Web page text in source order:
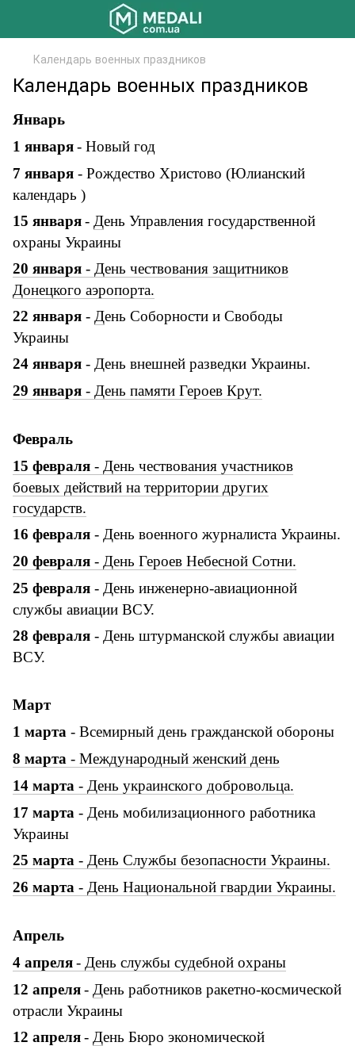
Календарь военных праздников
Календарь военных праздников
Январь
1 января- Новый год
7 января - Рождество Христово (Юлианский
календарь )
15 января- День Управления государственной
охраны Украины
20 января - День чествования защитников
Донецкого аэропорта.
22 января - День Соборности и Свободы
Украины
24 января - День внешней разведки Украины.
29 января - День памяти Героев Крут.
Февраль
15 февраля - День чествования участников
боевых действий на территории других
государств.
16 февраля - День военного журналиста Украины.
20 февраля - День Героев Небесной Сотни.
25 февраля - День инженерно-авиационной
службы авиации ВСУ.
28 февраля - День штурманской службы авиации
ВСУ.
Март
1 марта - Всемирный день гражданской обороны
8 марта - Международный женский день
14 марта - День украинского добровольца.
17 марта - День мобилизационного работника
Украины
25 марта - День Службы безопасности Украины.
26 марта - День Национальной гвардии Украины.
Апрель
4 апреля- День службы судебной охраны
12 апреля- День работников ракетно-космической
отрасли Украины
12 апреля- День Бюро экономической